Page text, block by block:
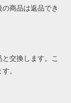
商品は返品でき
交換します。こ
。